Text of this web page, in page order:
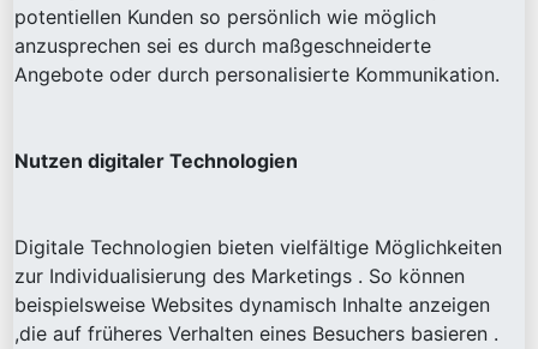
potentiellen Kunden so persönlich wie möglich
anzusprechen sei es durch maßgeschneiderte
Angebote oder durch personalisierte Kommunikation.
Nutzen digitaler Technologien
Digitale Technologien bieten vielfältige Möglichkeiten
zur Individualisierung des Marketings . So können
beispielsweise Websites dynamisch Inhalte anzeigen
,die auf früheres Verhalten eines Besuchers basieren .